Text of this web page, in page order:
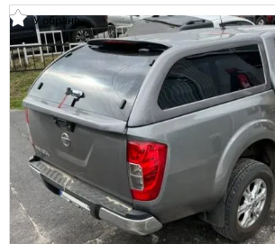
У обране